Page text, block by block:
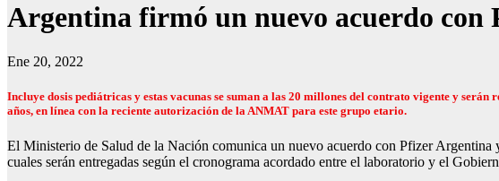
Argentina firmó un nuevo acuerdo con
Ene 20, 2022
Incluye dosis pediátricas y estas vacunas se suman a las 20 millones del contrato vigente y
años, en línea con la reciente autorización de la ANMAT para este grupo etario.
El Ministerio de Salud de la Nación comunica un nuevo acuerdo con Pfizer
cuales serán entregadas según el cronograma acordado entre el laboratorio y el